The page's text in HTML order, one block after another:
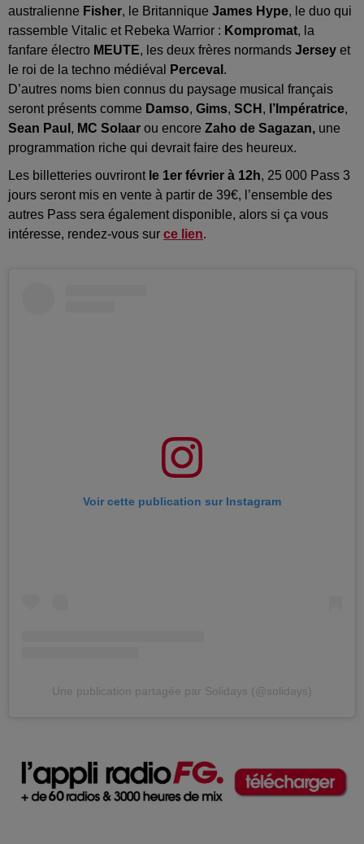
australienne Fisher, le Britannique James Hype, le duo qui
rassemble Vitalic et Rebeka Warrior : Kompromat, la
fanfare électro MEUTE, les deux frères normands Jersey et
le roi de la techno médiéval
Perceval .
D’autres noms bien connus du paysage musical français
seront présents comme Damso, Gims, SCH , l’Impératrice,
Sean Paul , MC Solaar ou encore Zaho de Sagazan, une
programmation riche qui devrait faire des heureux.
Les billetteries ouvrirontle 1er février à 12h, 25 000 Pass 3
jours seront mis en vente à partir de 39€, l’ensemble des
autres Pass sera également disponible, alors si ça vous
intéresse, rendez-vous sur ce lien.
Voir cette publication sur Instagram
Une publication partagée par Solidays (@solidays)